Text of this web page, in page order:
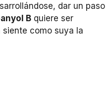
dar un paso
B quiere ser
como suya la